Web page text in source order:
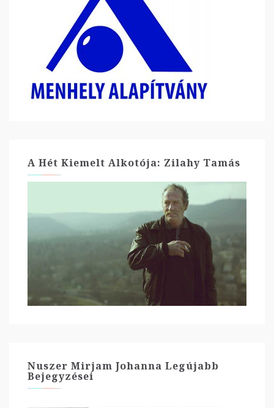
A Hét Kiemelt Alkotója: Zilahy Tamás
Nuszer Mirjam Johanna Legújabb
Bejegyzései